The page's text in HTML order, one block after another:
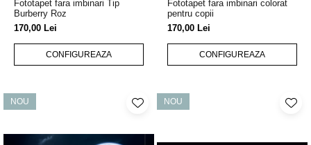
Fototapet fara imbinari Tip
Burberry Roz
170,00 Lei
CONFIGUREAZA
Fototapet fara imbinari colorat
pentru copii
170,00 Lei
CONFIGUREAZA
NOU NOU